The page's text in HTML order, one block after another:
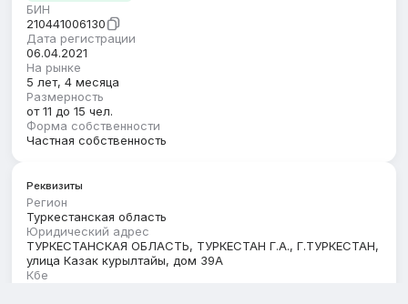
БИН
210441006130
Дата регистрации
06.04.2021
На рынке
5 лет, 4 месяца
Размерность
от 11 до 15 чел.
Форма собственности
Частная собственность
Реквизиты
Регион
Туркестанская область
Юридический адрес
ТУРКЕСТАНСКАЯ ОБЛАСТЬ, ТУРКЕСТАН Г.А., Г.ТУРКЕСТАН,
улица Казак курылтайы, дом 39А
Кбе